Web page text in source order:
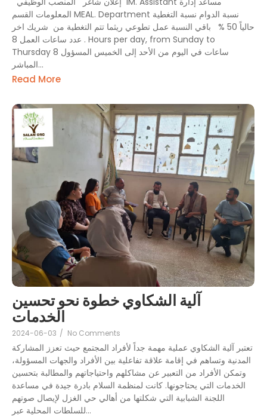
المعلومات القسم MEAL. Department نسبة الدوام نسبة التغطية
حالياً 50 % باقي النسبة عمل تطوعي ريثما تتم التغطية من شريك اخر
. عدد ساعات العمل 8 Hours per day, from Sunday to
Thursday 8 ساعات في اليوم من الأحد إلى الخميس المسؤول
المباشر...
Read More
آلية الشكاوي خطوة نحو تحسين
الخدمات
2024-06-03 / No Comments
تعتبر آلية الشكاوي عملية مهمة جداً لأفراد المجتمع حيث تعزز المشاركة
المدنية وتساهم في إقامة علاقة تفاعلية بين الأفراد والجهات المسؤولة،
وتمكن الأفراد من التعبير عن مشاكلهم واحتياجاتهم والمطالبة بتحسين
الخدمات التي يحتاجونها. كانت لمنظمة السلام بادرة جيدة في مساعدة
اللجنة الشبابية التي شكلتها من أهالي حي الغزل لإيصال صوتهم
للسلطات المحلية عبر...